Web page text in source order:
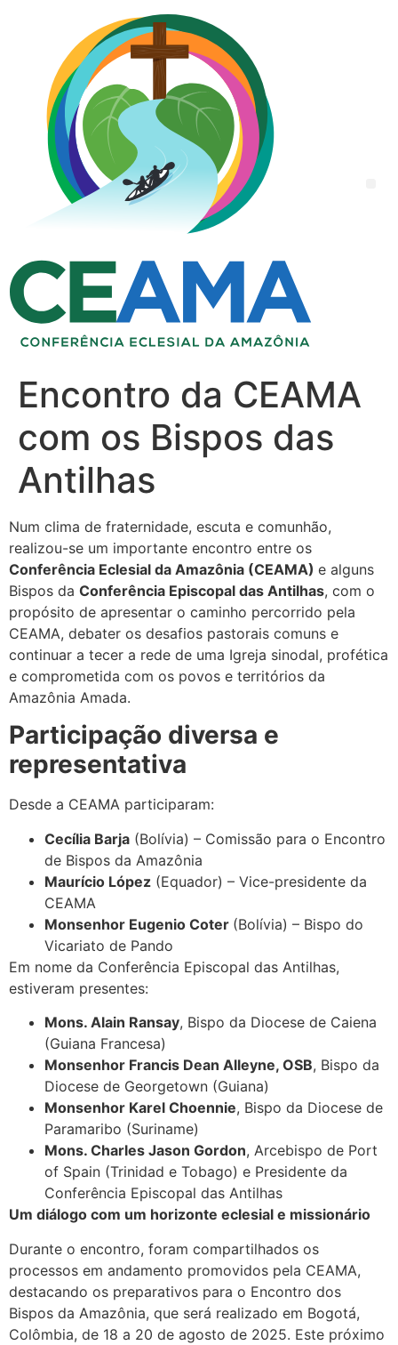
Encontro da CEAMA
com os Bispos das
Antilhas
Num clima de fraternidade, escuta e comunhão,
realizou-se um importante encontro entre os
Conferência Eclesial da Amazônia (CEAMA) e alguns
Bispos da Conferência Episcopal das Antilhas, com o
propósito de apresentar o caminho percorrido pela
CEAMA, debater os desafios pastorais comuns e
continuar a tecer a rede de uma Igreja sinodal, profética
e comprometida com os povos e territórios da
Amazônia Amada.
Participação diversa e
representativa
Desde a CEAMA participaram:
Cecília Barja (Bolívia) – Comissão para o Encontro
de Bispos da Amazônia
Maurício López (Equador) – Vice-presidente da
CEAMA
Monsenhor Eugenio Coter (Bolívia) – Bispo do
Vicariato de Pando
Em nome da Conferência Episcopal das Antilhas,
estiveram presentes:
Mons. Alain Ransay, Bispo da Diocese de Caiena
(Guiana Francesa)
Monsenhor Francis Dean Alleyne, OSB, Bispo da
Diocese de Georgetown (Guiana)
Monsenhor Karel Choennie, Bispo da Diocese de
Paramaribo (Suriname)
Mons. Charles Jason Gordon, Arcebispo de Port
of Spain (Trinidad e Tobago) e Presidente da
Conferência Episcopal das Antilhas
Um diálogo com um horizonte eclesial e missionário
Durante o encontro, foram compartilhados os
processos em andamento promovidos pela CEAMA,
destacando os preparativos para o Encontro dos
Bispos da Amazônia, que será realizado em Bogotá,
Colômbia, de 18 a 20 de agosto de 2025. Este próximo